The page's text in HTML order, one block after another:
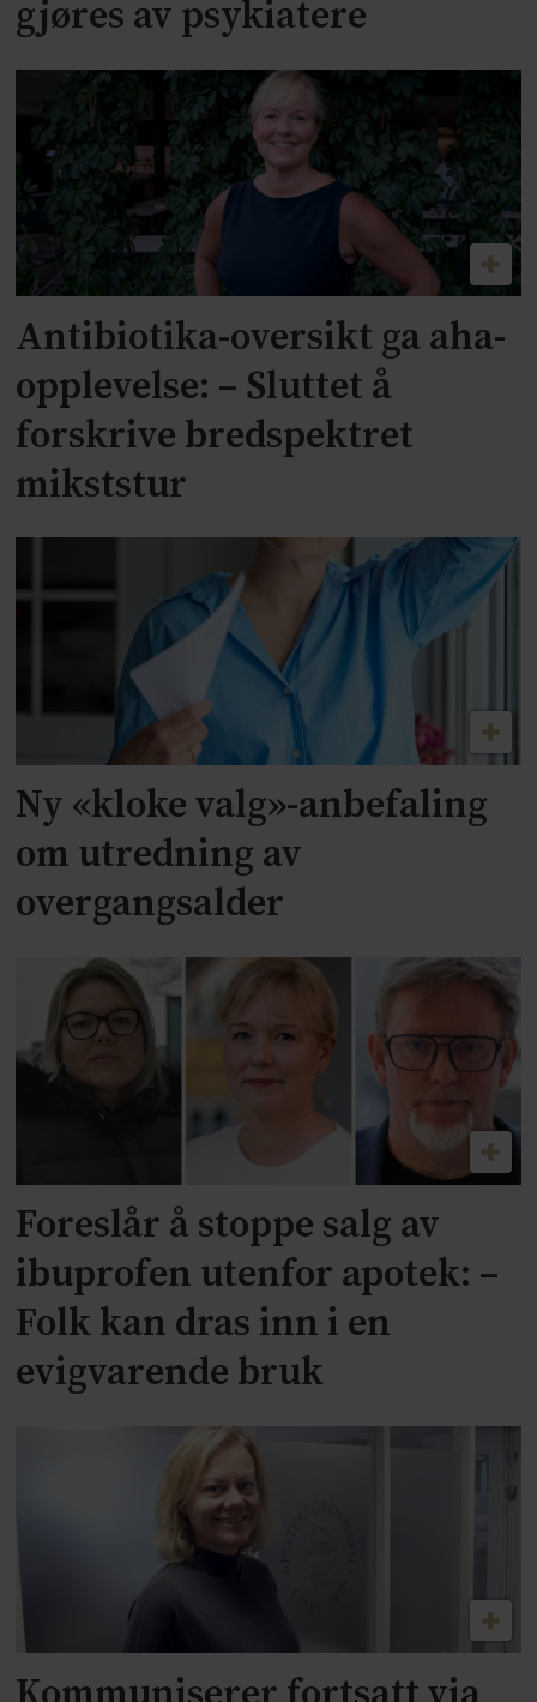
gjøres av psykiatere
Antibiotika-oversikt ga aha-
opplevelse: – Sluttet å
forskrive bredspektret
mikststur
Ny «kloke valg»-anbefaling
om utredning av
overgangsalder
Foreslår å stoppe salg av
ibuprofen utenfor apotek: –
Folk kan dras inn i en
evigvarende bruk